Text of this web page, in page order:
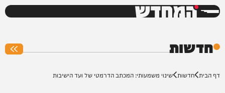
המחדש
חדשות
דף הבית חדשות שינוי משמעותי: המכתב הדרמטי של ועד הישיבות